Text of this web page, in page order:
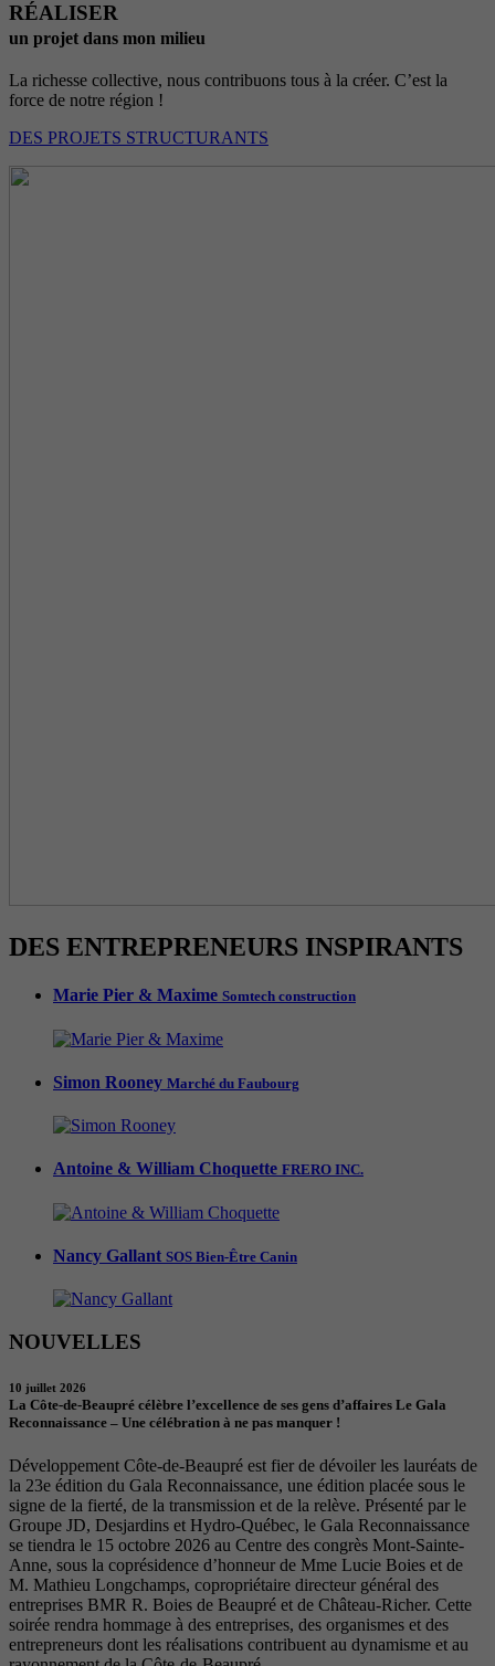
RÉALISER
un projet dans mon milieu
La richesse collective, nous contribuons tous à la créer. C’est la
force de notre région !
DES PROJETS STRUCTURANTS
DES ENTREPRENEURS INSPIRANTS
Marie Pier & Maxime Somtech construction
Simon Rooney Marché du Faubourg
Antoine & William Choquette FRERO INC.
Nancy Gallant SOS Bien-Être Canin
NOUVELLES
10 juillet 2026
La Côte-de-Beaupré célèbre l’excellence de ses gens d’affaires Le Gala
Reconnaissance – Une célébration à ne pas manquer !
Développement Côte-de-Beaupré est fier de dévoiler les lauréats de
la 23e édition du Gala Reconnaissance, une édition placée sous le
signe de la fierté, de la transmission et de la relève. Présenté par le
Groupe JD, Desjardins et Hydro-Québec, le Gala Reconnaissance
se tiendra le 15 octobre 2026 au Centre des congrès Mont-Sainte-
Anne, sous la coprésidence d’honneur de Mme Lucie Boies et de
M. Mathieu Longchamps, copropriétaire directeur général des
entreprises BMR R. Boies de Beaupré et de Château-Richer. Cette
soirée rendra hommage à des entreprises, des organismes et des
entrepreneurs dont les réalisations contribuent au dynamisme et au